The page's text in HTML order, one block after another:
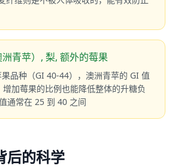
青苹）, 梨, 额外的莓果
品种（GI 40-44），澳洲青苹的 GI 值
加莓果的比例也能降低整体的升糖负
通常在 25 到 40 之间
后的科学